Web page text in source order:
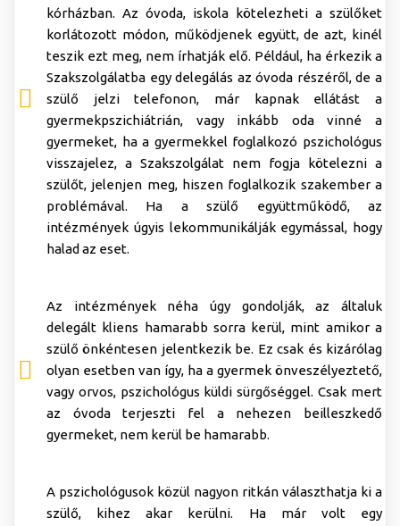
kórházban. Az óvoda, iskola kötelezheti a szülőket
korlátozott módon, működjenek együtt, de azt, kinél
teszik ezt meg, nem írhatják elő. Például, ha érkezik a
Szakszolgálatba egy delegálás az óvoda részéről, de a
szülő jelzi telefonon, már kapnak ellátást a
gyermekpszichiátrián, vagy inkább oda vinné a
gyermeket, ha a gyermekkel foglalkozó pszichológus
visszajelez, a Szakszolgálat nem fogja kötelezni a
szülőt, jelenjen meg, hiszen foglalkozik szakember a
problémával. Ha a szülő együttműködő, az
intézmények úgyis lekommunikálják egymással, hogy
halad az eset.
Az intézmények néha úgy gondolják, az általuk
delegált kliens hamarabb sorra kerül, mint amikor a
szülő önkéntesen jelentkezik be. Ez csak és kizárólag
olyan esetben van így, ha a gyermek önveszélyeztető,
vagy orvos, pszichológus küldi sürgőséggel. Csak mert
az óvoda terjeszti fel a nehezen beilleszkedő
gyermeket, nem kerül be hamarabb.
A pszichológusok közül nagyon ritkán választhatja ki a
szülő, kihez akar kerülni. Ha már volt egy